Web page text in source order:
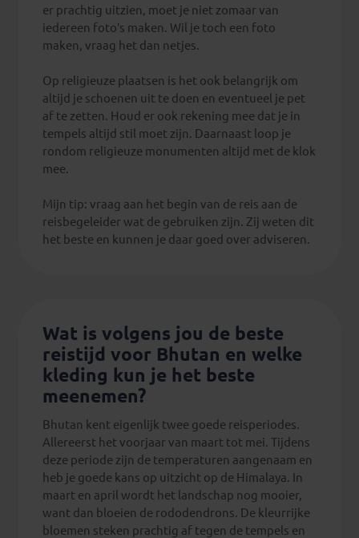
er prachtig uitzien, moet je niet zomaar van
iedereen foto’s maken. Wil je toch een foto
maken, vraag het dan netjes.
Op religieuze plaatsen is het ook belangrijk om
altijd je schoenen uit te doen en eventueel je pet
af te zetten. Houd er ook rekening mee dat je in
tempels altijd stil moet zijn. Daarnaast loop je
rondom religieuze monumenten altijd met de klok
mee.
Mijn tip: vraag aan het begin van de reis aan de
reisbegeleider wat de gebruiken zijn. Zij weten dit
het beste en kunnen je daar goed over adviseren.
Wat is volgens jou de beste
reistijd voor Bhutan en welke
kleding kun je het beste
meenemen?
Bhutan kent eigenlijk twee goede reisperiodes.
Allereerst het voorjaar van maart tot mei. Tijdens
deze periode zijn de temperaturen aangenaam en
heb je goede kans op uitzicht op de Himalaya. In
maart en april wordt het landschap nog mooier,
want dan bloeien de rododendrons. De kleurrijke
bloemen steken prachtig af tegen de tempels en